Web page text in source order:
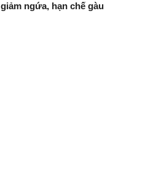
giảm ngứa, hạn chế gàu